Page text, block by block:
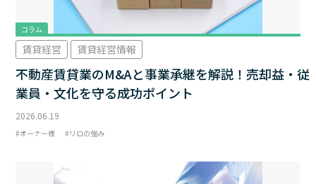
コラム
賃貸経営 賃貸経営情報
不動産賃貸業のM&Aと事業承継を解説！売却益・従
業員・文化を守る成功ポイント
2026.06.19
オーナー様 リロの強み